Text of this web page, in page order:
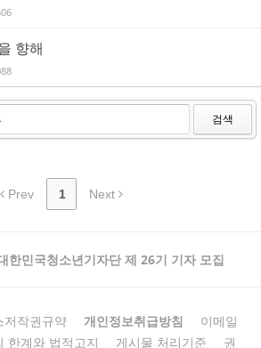
향해
검색
Prev 1 Next
한민국청소년기자단 제 26기 기자 모집
저작권규약 개인정보취급방침
이메일
한계와 법적고지 게시물 처리기준 권